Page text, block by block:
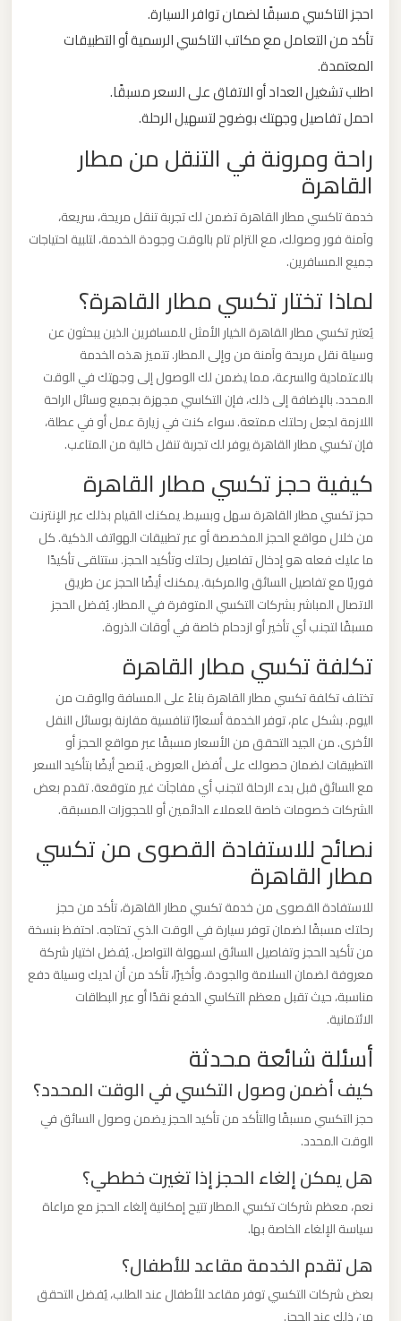
احجز التاكسي مسبقًا لضمان توافر السيارة.
تأكد من التعامل مع مكاتب التاكسي الرسمية أو التطبيقات
المعتمدة.
اطلب تشغيل العداد أو الاتفاق على السعر مسبقًا.
احمل تفاصيل وجهتك بوضوح لتسهيل الرحلة.
راحة ومرونة في التنقل من مطار
القاهرة
خدمة تاكسي مطار القاهرة تضمن لك تجربة تنقل مريحة، سريعة،
وآمنة فور وصولك، مع التزام تام بالوقت وجودة الخدمة، لتلبية احتياجات
جميع المسافرين.
لماذا تختار تكسي مطار القاهرة؟
يُعتبر تكسي مطار القاهرة الخيار الأمثل للمسافرين الذين يبحثون عن
وسيلة نقل مريحة وآمنة من وإلى المطار. تتميز هذه الخدمة
بالاعتمادية والسرعة، مما يضمن لك الوصول إلى وجهتك في الوقت
المحدد. بالإضافة إلى ذلك، فإن التكاسي مجهزة بجميع وسائل الراحة
اللازمة لجعل رحلتك ممتعة. سواء كنت في زيارة عمل أو في عطلة،
فإن تكسي مطار القاهرة يوفر لك تجربة تنقل خالية من المتاعب.
كيفية حجز تكسي مطار القاهرة
حجز تكسي مطار القاهرة سهل وبسيط. يمكنك القيام بذلك عبر الإنترنت
من خلال مواقع الحجز المخصصة أو عبر تطبيقات الهواتف الذكية. كل
ما عليك فعله هو إدخال تفاصيل رحلتك وتأكيد الحجز. ستتلقى تأكيدًا
فوريًا مع تفاصيل السائق والمركبة. يمكنك أيضًا الحجز عن طريق
الاتصال المباشر بشركات التكسي المتوفرة في المطار. يُفضل الحجز
مسبقًا لتجنب أي تأخير أو ازدحام خاصة في أوقات الذروة.
تكلفة تكسي مطار القاهرة
تختلف تكلفة تكسي مطار القاهرة بناءً على المسافة والوقت من
اليوم. بشكل عام، توفر الخدمة أسعارًا تنافسية مقارنة بوسائل النقل
الأخرى. من الجيد التحقق من الأسعار مسبقًا عبر مواقع الحجز أو
التطبيقات لضمان حصولك على أفضل العروض. يُنصح أيضًا بتأكيد السعر
مع السائق قبل بدء الرحلة لتجنب أي مفاجآت غير متوقعة. تقدم بعض
الشركات خصومات خاصة للعملاء الدائمين أو للحجوزات المسبقة.
نصائح للاستفادة القصوى من تكسي
مطار القاهرة
للاستفادة القصوى من خدمة تكسي مطار القاهرة، تأكد من حجز
رحلتك مسبقًا لضمان توفر سيارة في الوقت الذي تحتاجه. احتفظ بنسخة
من تأكيد الحجز وتفاصيل السائق لسهولة التواصل. يُفضل اختيار شركة
معروفة لضمان السلامة والجودة. وأخيرًا، تأكد من أن لديك وسيلة دفع
مناسبة، حيث تقبل معظم التكاسي الدفع نقدًا أو عبر البطاقات
الائتمانية.
أسئلة شائعة محدثة
كيف أضمن وصول التكسي في الوقت المحدد؟
حجز التكسي مسبقًا والتأكد من تأكيد الحجز يضمن وصول السائق في
الوقت المحدد.
هل يمكن إلغاء الحجز إذا تغيرت خططي؟
نعم، معظم شركات تكسي المطار تتيح إمكانية إلغاء الحجز مع مراعاة
سياسة الإلغاء الخاصة بها.
هل تقدم الخدمة مقاعد للأطفال؟
بعض شركات التكسي توفر مقاعد للأطفال عند الطلب، يُفضل التحقق
ليموزين
القاهرة
للاسكندرية
ليموزين
القاهرة
مطار
العرب
ليموزين
الاسكندرية
مطار
القاهرة
ليموزين
مطار
مرسي
مطروح
ليموزين
الشيخ
ليموزين
مطار
سفنكس
ليموزين
مطار
العرب
والإسكندرية
ليموزين
العرب
مطروح
ليموزين
العرب